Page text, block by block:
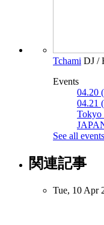
Tchami DJ /
Events
04.20
04.21
Tokyo
See all events
関連記事
Tue, 10 Apr